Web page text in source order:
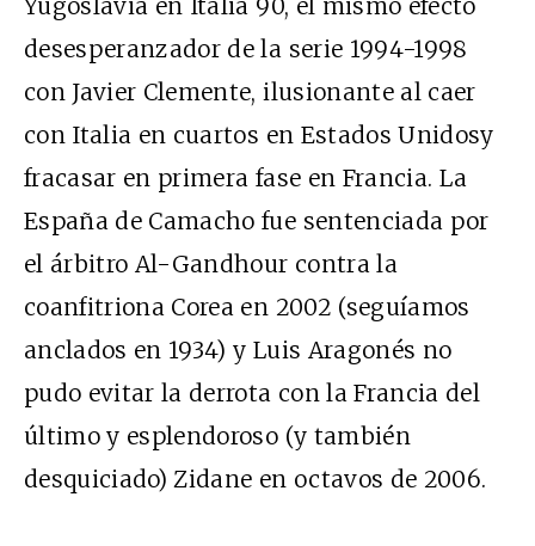
Yugoslavia en Italia 90, el mismo efecto
desesperanzador de la serie 1994-1998
con Javier Clemente, ilusionante al caer
con Italia en cuartos en Estados Unidosy
fracasar en primera fase en Francia. La
España de Camacho fue sentenciada por
el árbitro Al-Gandhour contra la
coanfitriona Corea en 2002 (seguíamos
anclados en 1934) y Luis Aragonés no
pudo evitar la derrota con la Francia del
último y esplendoroso (y también
desquiciado) Zidane en octavos de 2006.